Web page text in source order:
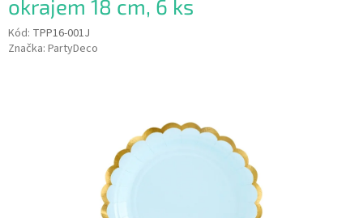
PÁRTY
-
OSLAVY
okrajem 18 cm, 6 ks
Kód: TPP16-001J
Značka: PartyDeco